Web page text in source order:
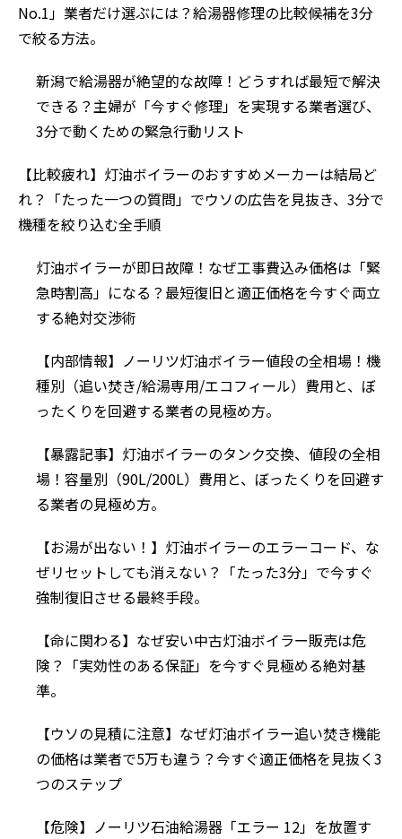
No.1」業者だけ選ぶには？給湯器修理の比較候補を3分
で絞る方法。
新潟で給湯器が絶望的な故障！どうすれば最短で解決
できる？主婦が「今すぐ修理」を実現する業者選び、
3分で動くための緊急行動リスト
【比較疲れ】灯油ボイラーのおすすめメーカーは結局ど
れ？「たった一つの質問」でウソの広告を見抜き、3分で
機種を絞り込む全手順
灯油ボイラーが即日故障！なぜ工事費込み価格は「緊
急時割高」になる？最短復旧と適正価格を今すぐ両立
する絶対交渉術
【内部情報】ノーリツ灯油ボイラー値段の全相場！機
種別（追い焚き/給湯専用/エコフィール）費用と、ぼ
ったくりを回避する業者の見極め方。
【暴露記事】灯油ボイラーのタンク交換、値段の全相
場！容量別（90L/200L）費用と、ぼったくりを回避す
る業者の見極め方。
【お湯が出ない！】灯油ボイラーのエラーコード、な
ぜリセットしても消えない？「たった3分」で今すぐ
強制復旧させる最終手段。
【命に関わる】なぜ安い中古灯油ボイラー販売は危
険？「実効性のある保証」を今すぐ見極める絶対基
準。
【ウソの見積に注意】なぜ灯油ボイラー追い焚き機能
の価格は業者で5万も違う？今すぐ適正価格を見抜く3
つのステップ
【危険】ノーリツ石油給湯器「エラー 12」を放置す